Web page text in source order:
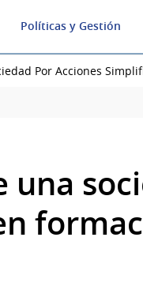
Políticas y Gestión
Por Acciones
una